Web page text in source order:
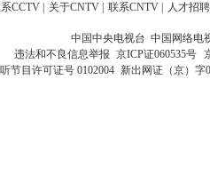
CCTV 关于CNTV 联系CNTV 人才招聘
中国中央电视台 中国网络电
违法和不良信息举报 京ICP证060535号
节目许可证号 0102004 新出网证（京）